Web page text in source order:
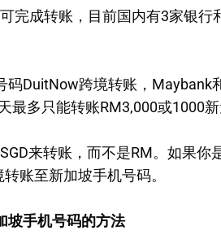
完成转账，目前国内有3家银行
DuitNow跨境转账，Maybank
多只能转账RM3,000或1000新
来转账，而不是RM。如果你
账至新加坡手机号码。
坡手机号码的方法